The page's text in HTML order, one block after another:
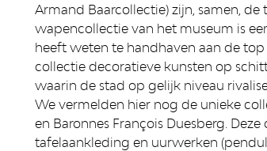
Armand Baarcollectie) zijn, samen,
wapencollectie van het museum is
heeft weten te handhaven aan de
collectie decoratieve kunsten op
waarin de stad op gelijk niveau
We vermelden hier nog de unieke
en Baronnes François Duesberg.
tafelaankleding en uurwerken